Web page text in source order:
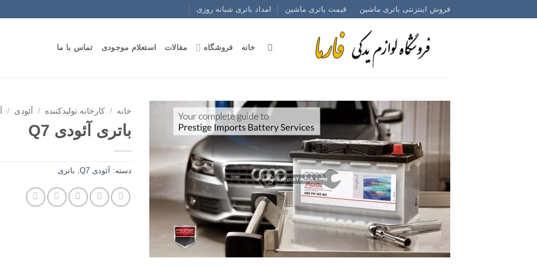
to
فروش اینترنتی باتری ماشین قیمت باتری ماشین امداد باتری شبانه روزی
خانه فروشگاه مقالات استعلام موجودی تماس با ما
خانه / کارخانه تولیدکننده / آئودی /
باتری آئودی Q7
دسته: آئودی Q7 باتری